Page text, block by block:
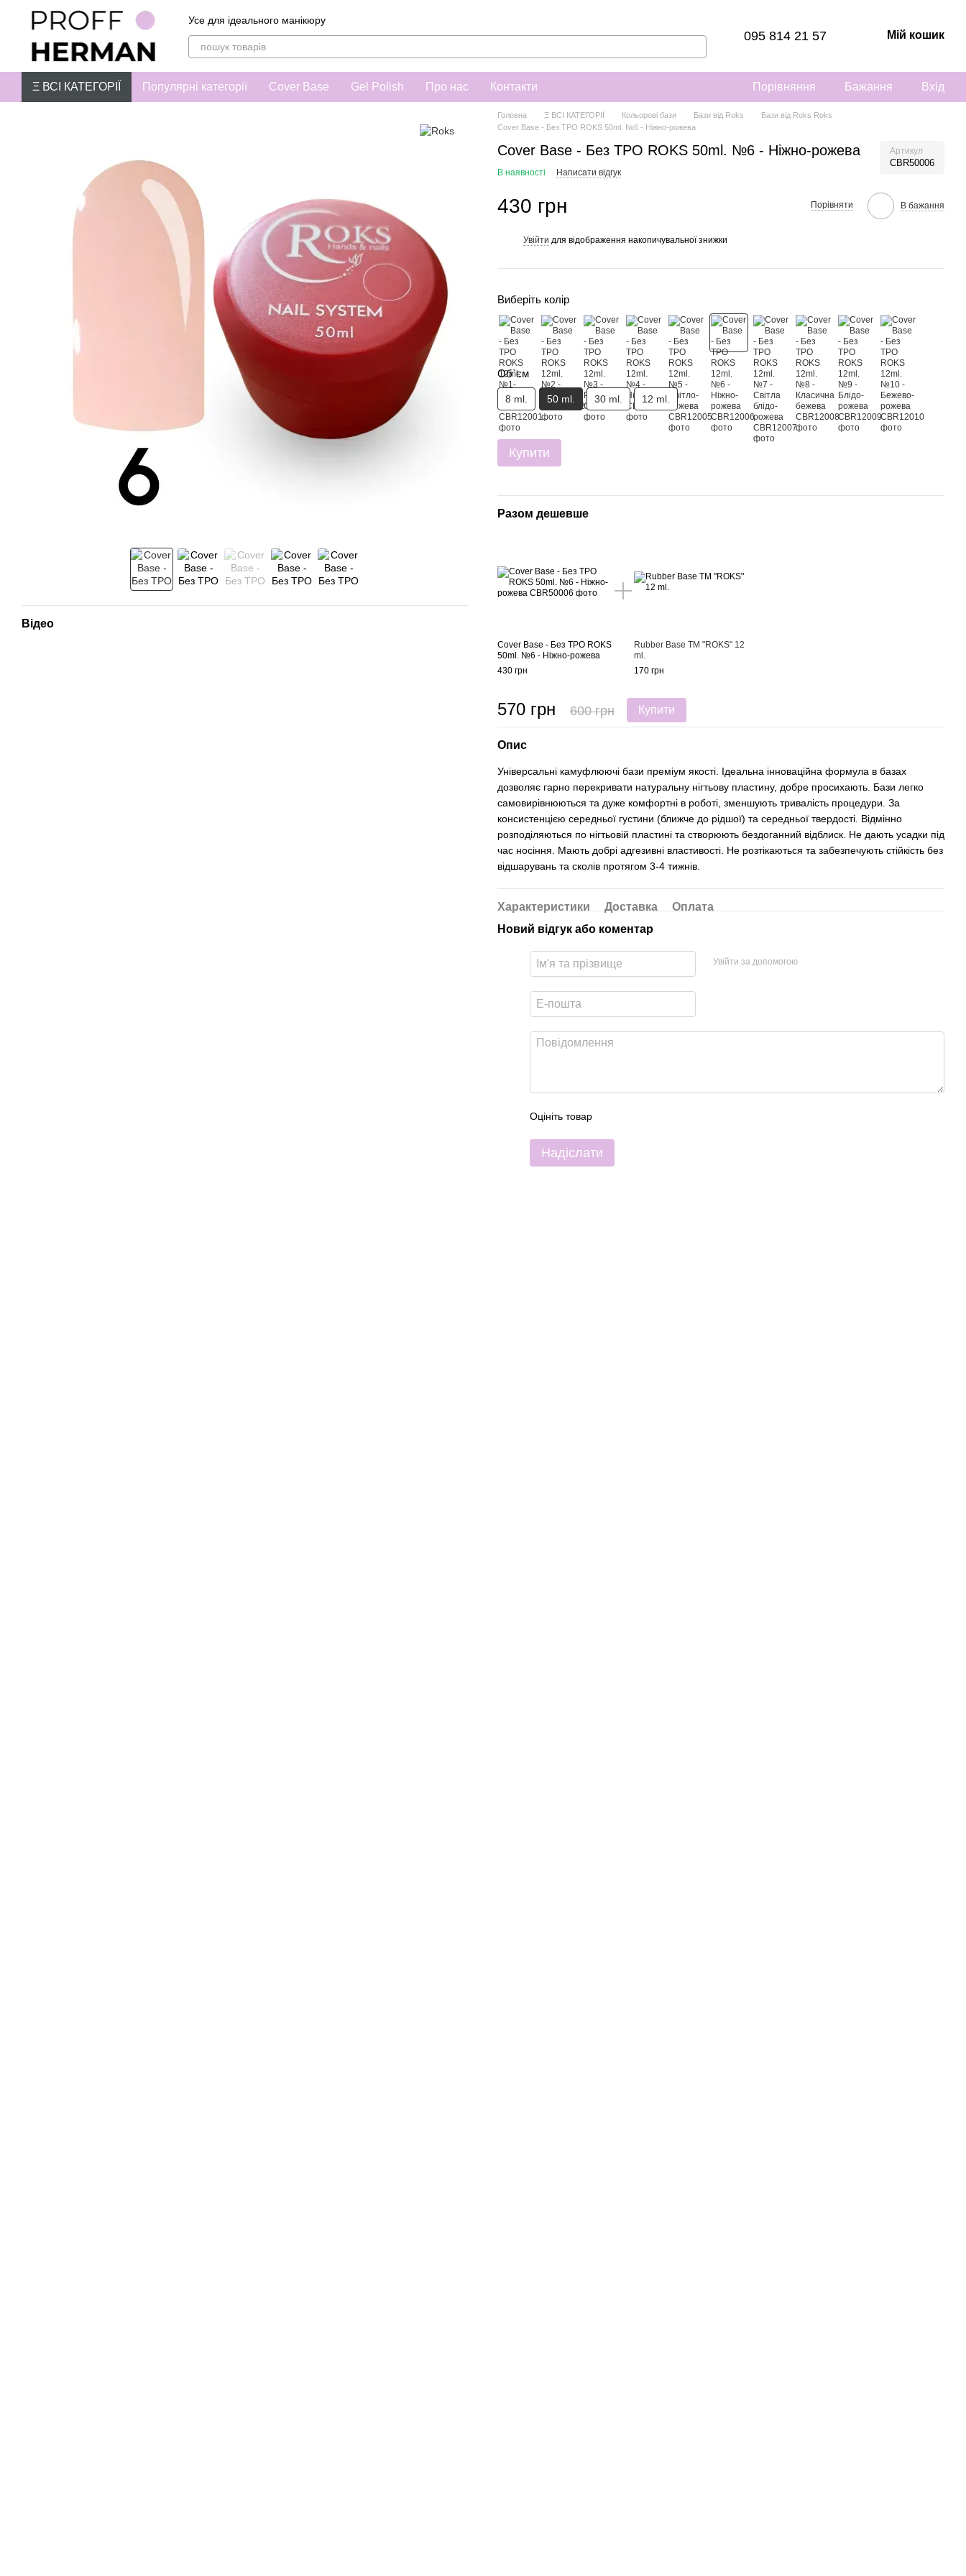
Перейти до основного контенту
Усе для ідеального манікюру
095 814 21 57 Мій кошик
Ξ ВСІ КАТЕГОРІЇ Популярні категорії Cover Base Gel Polish Про нас Контакти Порівняння Бажання Вхід
Відео
Головна Ξ ВСІ КАТЕГОРІЇ Кольорові бази Бази від Roks
Бази від Roks Roks
Cover Base - Без ТРО ROKS 50ml. №6 - Ніжно-рожева
Cover Base - Без ТРО ROKS 50ml. №6 - Ніжно-рожева Артикул
CBR50006
В наявності Написати відгук
430 грн Порівняти В бажання
Увійти для відображення накопичувальної знижки
Виберіть колір
Об`єм
8 ml. 50 ml. 30 ml. 12 ml.
Купити
Разом дешевше
Cover Base - Без ТРО ROKS
50ml. №6 - Ніжно-рожева
430 грн
Rubber Base ТМ "ROKS" 12
ml.
170 грн
570 грн 600 грн Купити
Опис
Універсальні камуфлюючі бази преміум якості. Ідеальна інноваційна формула в базах
дозволяє гарно перекривати натуральну нігтьову пластину, добре просихають. Бази легко
самовирівнюються та дуже комфортні в роботі, зменшують тривалість процедури. За
консистенцією середньої густини (ближче до рідшої) та середньої твердості. Відмінно
розподіляються по нігтьовій пластині та створюють бездоганний відблиск. Не дають усадки під
час носіння. Мають добрі адгезивні властивості. Не розтікаються та забезпечують стійкість без
відшарувань та сколів протягом 3-4 тижнів.
Характеристики Доставка
Оплата
Новий відгук або коментар
Увійти за допомогою
Оцініть товар
Надіслати